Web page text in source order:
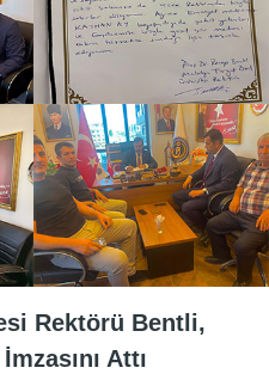
Rektörü Bentli,
Attı